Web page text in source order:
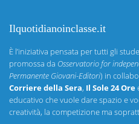
Ilquotidianoinclasse.it
È l’iniziativa pensata per tutti gli
promossa da Osservatorio for
Permanente Giovani-Editori) in
Corriere della Sera, Il Sole 24 Ore
educativo che vuole dare spazio e
creatività, la competizione ma